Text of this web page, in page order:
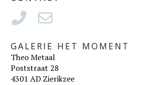
GALERIE HET MOMENT
Theo Metaal
Poststraat 28
4301 AD Zierikzee